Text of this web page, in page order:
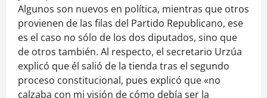
Algunos son nuevos en política, mientras que otros
provienen de las filas del Partido Republicano, ese
es el caso no sólo de los dos diputados, sino que
de otros también. Al respecto, el secretario Urzúa
explicó que él salió de la tienda tras el segundo
proceso constitucional, pues explicó que «no
calzaba con mi visión de cómo debía ser la